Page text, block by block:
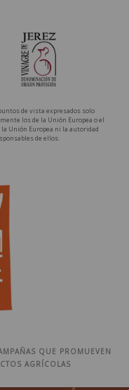
de vista expresados solo
los de la Unión Europea o el
Unión Europea ni la autoridad
de ellos.
QUE PROMUEVEN
AGRÍCOLAS